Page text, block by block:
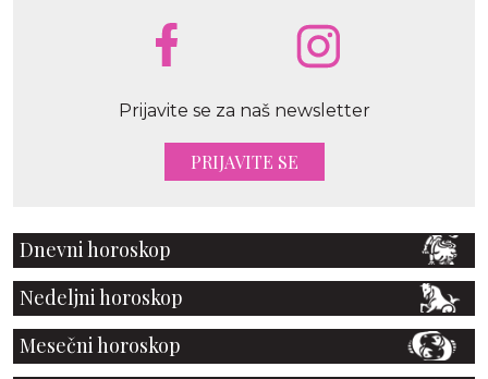
Prijavite se za naš newsletter
PRIJAVITE SE
Dnevni horoskop
Nedeljni horoskop
Mesečni horoskop